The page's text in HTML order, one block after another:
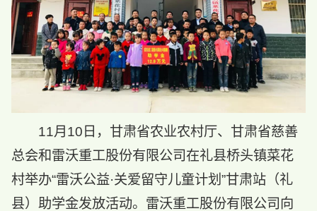
11月10日，甘肃省农业农村厅、甘肃省慈善
总会和雷沃重工股份有限公司在礼县桥头镇菜花
村举办“雷沃公益·关爱留守儿童计划”甘肃站（礼
县）助学金发放活动。雷沃重工股份有限公司向